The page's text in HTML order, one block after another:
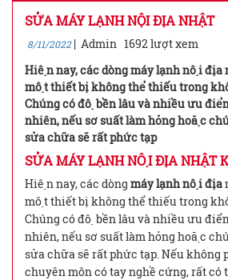
SỬA MÁY LẠNH NỘI ĐỊA NHẬT
8/11/2022| Admin 1692 lượt xem
Hiện nay, các dòng máy lạnh nội địa
một thiết bị không thể thiếu trong
Chúng có độ bền lâu và nhiều ưu
nhiên, nếu sơ suất làm hỏng hoặc
sửa chữa sẽ rất phức tạp
SỬA MÁY LẠNH NỘI ĐỊA NHẬT
Hiện nay, các dòng máy lạnh nội địa
một thiết bị không thể thiếu trong
Chúng có độ bền lâu và nhiều ưu
nhiên, nếu sơ suất làm hỏng hoặc
sửa chữa sẽ rất phức tạp. Nếu
chuyên môn có tay nghề cứng, rất có